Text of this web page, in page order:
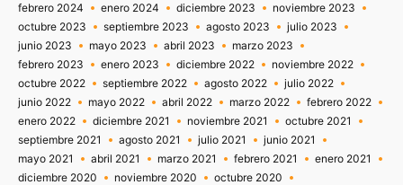
febrero 2024
enero 2024 diciembre 2023
noviembre 2023
octubre 2023
septiembre 2023 agosto 2023
julio 2023
junio 2023
mayo 2023 abril 2023
marzo 2023
febrero 2023
enero 2023 diciembre 2022
noviembre 2022
octubre 2022
septiembre 2022 agosto 2022
julio 2022
junio 2022
mayo 2022 abril 2022 marzo 2022
febrero 2022
enero 2022
diciembre 2021 noviembre 2021
octubre 2021
septiembre 2021
agosto 2021 julio 2021
junio 2021
mayo 2021
abril 2021 marzo 2021 febrero 2021
enero 2021
diciembre 2020
noviembre 2020
octubre 2020